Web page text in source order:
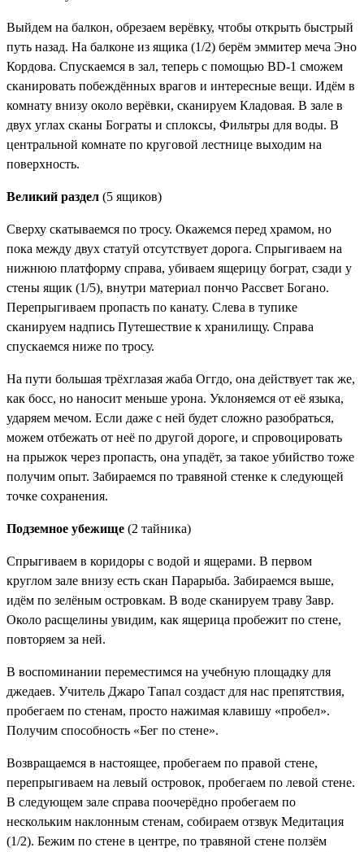
Выйдем на балкон, обрезаем верёвку, чтобы открыть быстрый
путь назад. На балконе из ящика (1/2) берём эммитер меча Эно
Кордова. Спускаемся в зал, теперь с помощью BD-1 сможем
сканировать побеждённых врагов и интересные вещи. Идём в
комнату внизу около верёвки, сканируем Кладовая. В зале в
двух углах сканы Бограты и сплоксы, Фильтры для воды. В
центральной комнате по круговой лестнице выходим на
поверхность.
Великий раздел (5 ящиков)
Сверху скатываемся по тросу. Окажемся перед храмом, но
пока между двух статуй отсутствует дорога. Спрыгиваем на
нижнюю платформу справа, убиваем ящерицу бограт, сзади у
стены ящик (1/5), внутри материал пончо Рассвет Богано.
Перепрыгиваем пропасть по канату. Слева в тупике
сканируем надпись Путешествие к хранилищу. Справа
спускаемся ниже по тросу.
На пути большая трёхглазая жаба Оггдо, она действует так же,
как босс, но наносит меньше урона. Уклоняемся от её языка,
ударяем мечом. Если даже с ней будет сложно разобраться,
можем отбежать от неё по другой дороге, и спровоцировать
на прыжок через пропасть, она упадёт, за такое убийство тоже
получим опыт. Забираемся по травяной стенке к следующей
точке сохранения.
Подземное убежище (2 тайника)
Спрыгиваем в коридоры с водой и ящерами. В первом
круглом зале внизу есть скан Парарыба. Забираемся выше,
идём по зелёным островкам. В воде сканируем траву Завр.
Около расщелины увидим, как ящерица пробежит по стене,
повторяем за ней.
В воспоминании переместимся на учебную площадку для
джедаев. Учитель Джаро Тапал создаст для нас препятствия,
пробегаем по стенам, просто нажимая клавишу «пробел».
Получим способность «Бег по стене».
Возвращаемся в настоящее, пробегаем по правой стене,
перепрыгиваем на левый островок, пробегаем по левой стене.
В следующем зале справа поочерёдно пробегаем по
нескольким наклонным стенам, собираем отзвук Медитация
(1/2). Бежим по стене в центре, по травяной стене ползём